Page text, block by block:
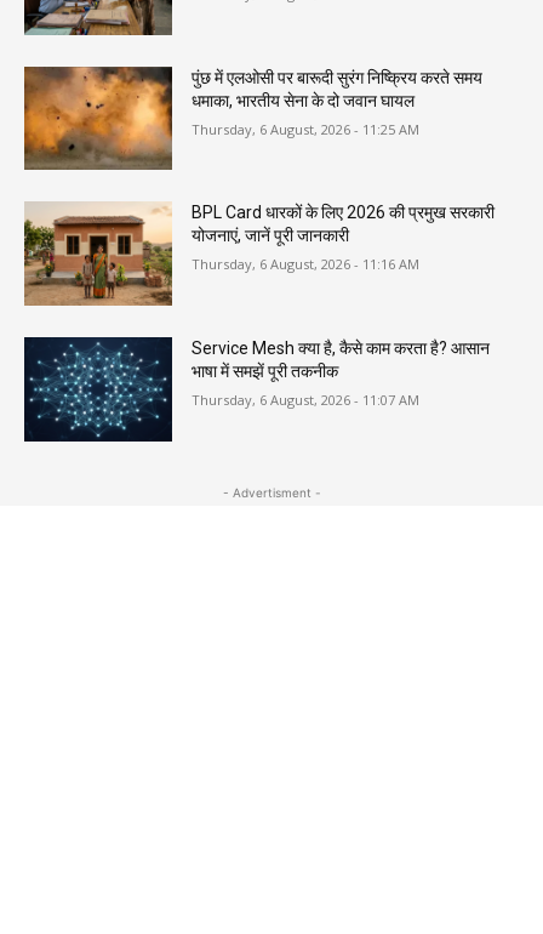
पुंछ में एलओसी पर बारूदी सुरंग निष्क्रिय करते समय
धमाका, भारतीय सेना के दो जवान घायल
Thursday, 6 August, 2026 - 11:25 AM
BPL Card धारकों के लिए 2026 की प्रमुख सरकारी
योजनाएं, जानें पूरी जानकारी
Thursday, 6 August, 2026 - 11:16 AM
Service Mesh क्या है, कैसे काम करता है? आसान
भाषा में समझें पूरी तकनीक
Thursday, 6 August, 2026 - 11:07 AM
- Advertisment -